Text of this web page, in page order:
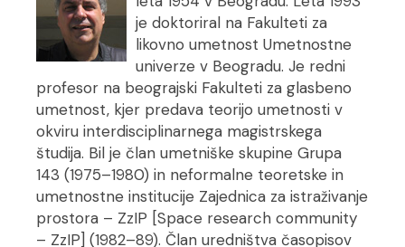
je doktoriral na Fakulteti za
likovno umetnost Umetnostne
univerze v Beogradu. Je redni
profesor na beograjski Fakulteti za glasbeno
umetnost, kjer predava teorijo umetnosti v
okviru interdisciplinarnega magistrskega
študija. Bil je član umetniške skupine Grupa
143 (1975–1980) in neformalne teoretske in
umetnostne institucije Zajednica za istraživanje
prostora – ZzIP [Space research community
– ZzIP] (1982–89). Član uredništva časopisov